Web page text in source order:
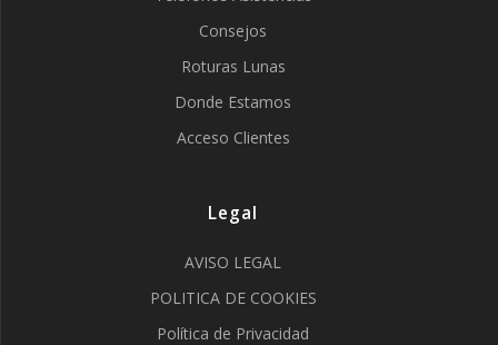
Consejos
Roturas Lunas
Donde Estamos
Acceso Clientes
Legal
AVISO LEGAL
POLITICA DE COOKIES
Política de Privacidad